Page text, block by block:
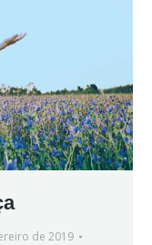
de 2019